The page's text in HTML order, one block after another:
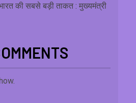
की सबसे बड़ी ताकत : मुख्यमंत्री